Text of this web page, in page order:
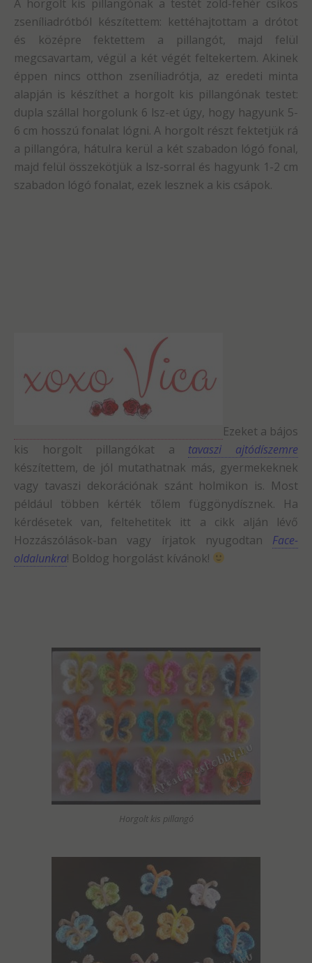
A horgolt kis pillangónak a testét zöld-fehér csíkos
zseníliadrótból készítettem: kettéhajtottam a drótot
és középre fektettem a pillangót, majd felül
megcsavartam, végül a két végét feltekertem. Akinek
éppen nincs otthon zseníliadrótja, az eredeti minta
alapján is készíthet a horgolt kis pillangónak testet:
dupla szállal horgolunk 6 lsz-et úgy, hogy hagyunk 5-
6 cm hosszú fonalat lógni. A horgolt részt fektetjük rá
a pillangóra, hátulra kerül a két szabadon lógó fonal,
majd felül összekötjük a lsz-sorral és hagyunk 1-2 cm
szabadon lógó fonalat, ezek lesznek a kis csápok.
Ezeket a bájos
kis horgolt pillangókat a
tavaszi ajtódíszemre
készítettem, de jól mutathatnak más, gyermekeknek
vagy tavaszi dekorációnak szánt holmikon is. Most
például többen kérték tőlem függönydísznek. Ha
kérdésetek van, feltehetitek itt a cikk alján lévő
Hozzászólások-ban vagy írjatok nyugodtan Face-
oldalunkra! Boldog horgolást kívánok!
Horgolt kis pillangó